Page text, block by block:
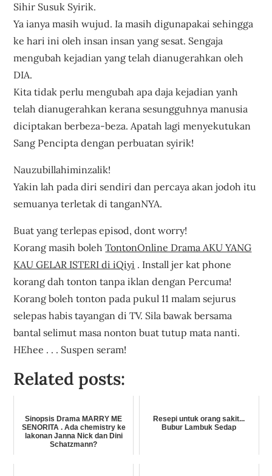
Sihir Susuk Syirik.
Ya ianya masih wujud. Ia masih digunapakai sehingga
ke hari ini oleh insan insan yang sesat. Sengaja
mengubah kejadian yang telah dianugerahkan oleh
DIA.
Kita tidak perlu mengubah apa daja kejadian yanh
telah dianugerahkan kerana sesungguhnya manusia
diciptakan berbeza-beza. Apatah lagi menyekutukan
Sang Pencipta dengan perbuatan syirik!
Nauzubillahiminzalik!
Yakin lah pada diri sendiri dan percaya akan jodoh itu
semuanya terletak di tanganNYA.
Buat yang terlepas episod, dont worry!
Korang masih bolehTontonOnline Drama AKU YANG
KAU GELAR ISTERI di iQiyi . Install jer kat phone
korang dah tonton tanpa iklan dengan Percuma!
Korang boleh tonton pada pukul 11 malam sejurus
selepas habis tayangan di TV. Sila bawak bersama
bantal selimut masa nonton buat tutup mata nanti.
HEhee . . . Suspen seram!
Related posts:
Sinopsis Drama MARRY ME
SENORITA . Ada chemistry ke
lakonan Janna Nick dan Dini
Schatzmann?
Resepi untuk orang sakit...
Bubur Lambuk Sedap